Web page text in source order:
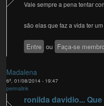
Vale sempre a pena tentar
são elas que faz a vida ter
Entre ou Faça-se
Madalena
6ª, 01/08/2014 - 19:47
permalink
ronilda davidio... Que